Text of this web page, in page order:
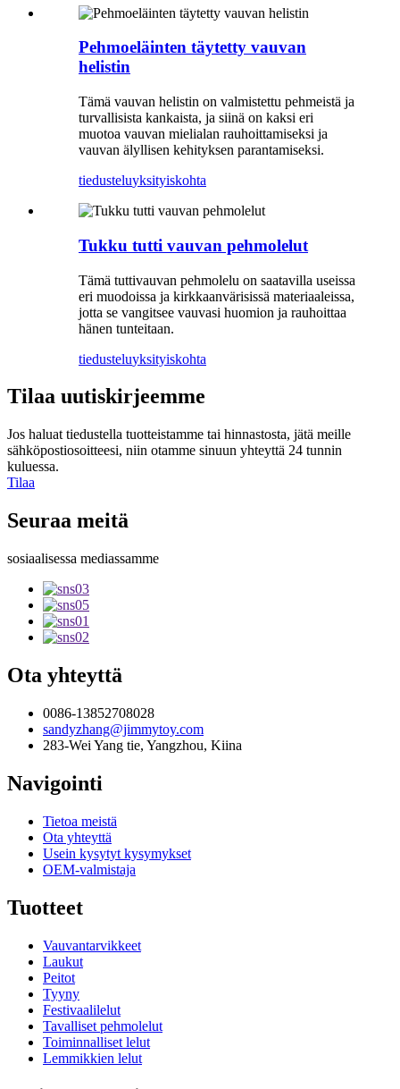
Pehmoeläinten täytetty vauvan
helistin
Tämä vauvan helistin on valmistettu pehmeistä ja
turvallisista kankaista, ja siinä on kaksi eri
muotoa vauvan mielialan rauhoittamiseksi ja
vauvan älyllisen kehityksen parantamiseksi.
tiedusteluyksityiskohta
Tukku tutti vauvan pehmolelut
Tämä tuttivauvan pehmolelu on saatavilla useissa
eri muodoissa ja kirkkaanvärisissä materiaaleissa,
jotta se vangitsee vauvasi huomion ja rauhoittaa
hänen tunteitaan.
tiedusteluyksityiskohta
Tilaa uutiskirjeemme
Jos haluat tiedustella tuotteistamme tai hinnastosta, jätä meille
sähköpostiosoitteesi, niin otamme sinuun yhteyttä 24 tunnin
kuluessa.
Tilaa
Seuraa meitä
sosiaalisessa mediassamme
Ota yhteyttä
0086-13852708028
sandyzhang@jimmytoy.com
283-Wei Yang tie, Yangzhou, Kiina
Navigointi
Tietoa meistä
Ota yhteyttä
Usein kysytyt kysymykset
OEM-valmistaja
Tuotteet
Vauvantarvikkeet
Laukut
Peitot
Tyyny
Festivaalilelut
Tavalliset pehmolelut
Toiminnalliset lelut
Lemmikkien lelut